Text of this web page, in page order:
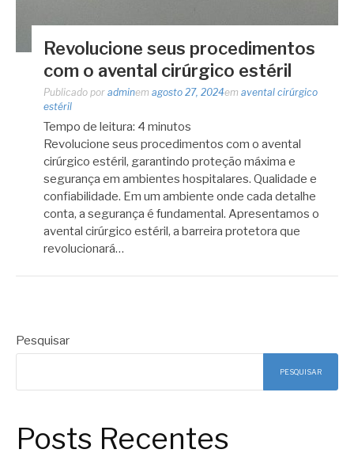
Revolucione seus procedimentos
com o avental cirúrgico estéril
Publicado por adminem agosto 27, 2024em avental cirúrgico
estéril
Tempo de leitura: 4 minutos
Revolucione seus procedimentos com o avental
cirúrgico estéril, garantindo proteção máxima e
segurança em ambientes hospitalares. Qualidade e
confiabilidade. Em um ambiente onde cada detalhe
conta, a segurança é fundamental. Apresentamos o
avental cirúrgico estéril, a barreira protetora que
revolucionará…
Pesquisar
PESQUISAR
Posts Recentes